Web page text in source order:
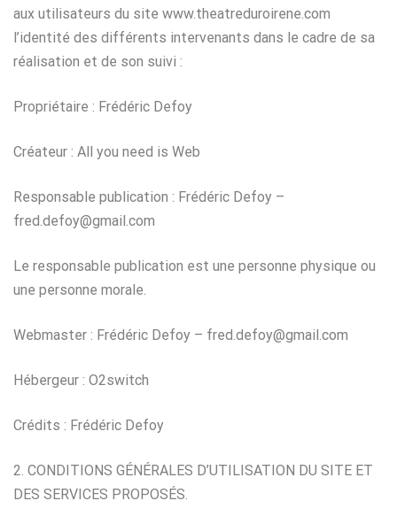
aux utilisateurs du site www.theatreduroirene.com
l’identité des différents intervenants dans le cadre de sa
réalisation et de son suivi :
Propriétaire : Frédéric Defoy
Créateur : All you need is Web
Responsable publication : Frédéric Defoy –
fred.defoy@gmail.com
Le responsable publication est une personne physique ou
une personne morale.
Webmaster : Frédéric Defoy – fred.defoy@gmail.com
Hébergeur : O2switch
Crédits : Frédéric Defoy
2. CONDITIONS GÉNÉRALES D’UTILISATION DU SITE ET
DES SERVICES PROPOSÉS.